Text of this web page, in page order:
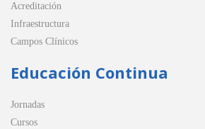
Acreditación
Infraestructura
Campos Clínicos
Educación Continua
Jornadas
Cursos